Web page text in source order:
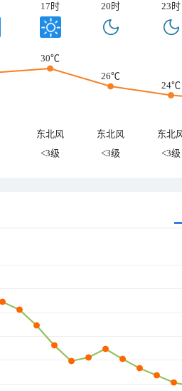
17时 20时 23时
30℃
26℃
24℃
东北风 东北风
东北
<3级 <3级 <3级